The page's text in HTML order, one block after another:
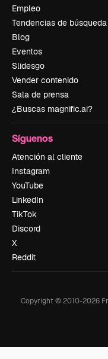
Empleo
Tendencias de búsqueda
Blog
Eventos
Slidesgo
Vender contenido
Sala de prensa
¿Buscas magnific.ai?
Síguenos
Atención al cliente
Instagram
YouTube
LinkedIn
TikTok
Discord
X
Reddit
Copyright © 2010-2026